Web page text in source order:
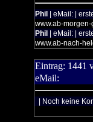
Phil
| eMail: |
www.ab-
Phil
| eMail: |
www.ab-nach-
Eintrag: 1441
eMail:
| Noch keine